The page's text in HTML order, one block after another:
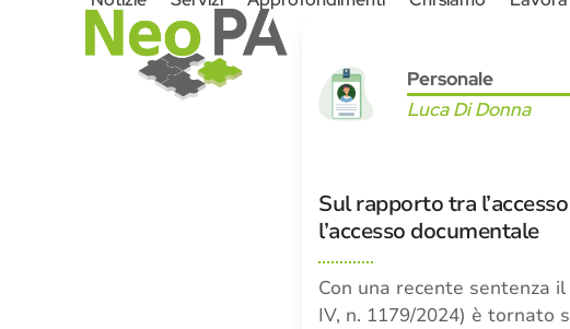
Personale
Luca Di Donna
Sul rapporto tra
l’accesso documentale
Con una recente sentenza
IV, n. 1179/2024) è tornato